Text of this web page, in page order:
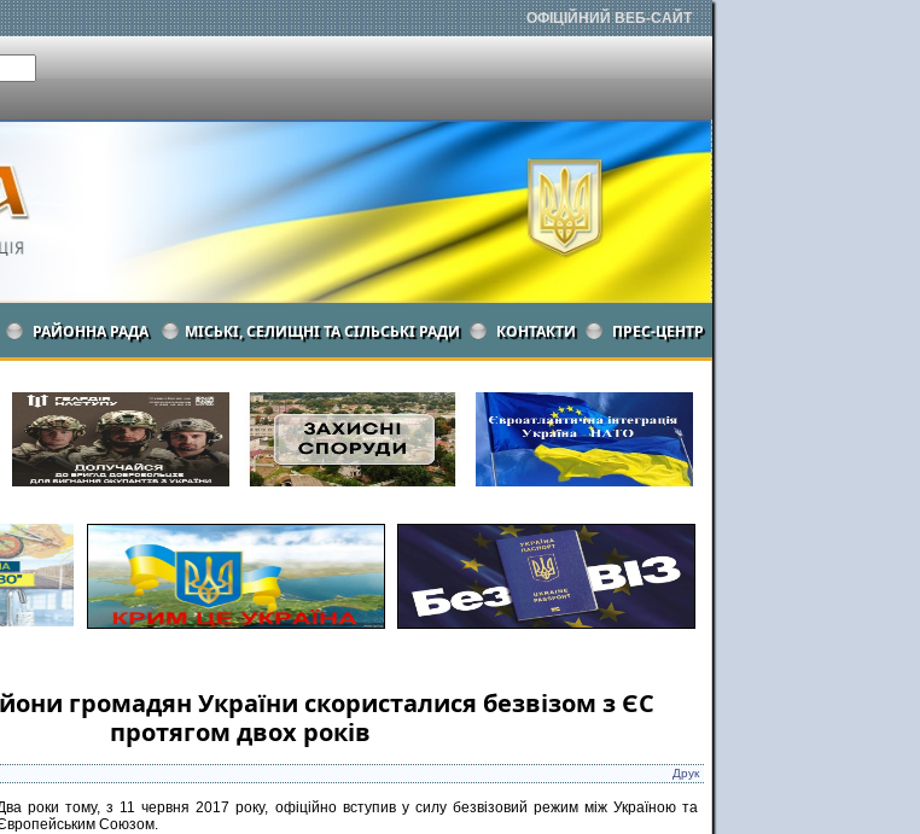
ОФІЦІЙНИЙ ВЕБ-САЙТ
РАЙОННА РАДА МІСЬКІ, СЕЛИЩНІ ТА СІЛЬСЬКІ РАДИ КОНТАКТИ ПРЕС-ЦЕНТР
громадян України скористалися безвізом з ЄС
протягом двох років
Друк
роки тому, з 11 червня 2017 року, офіційно вступив у силу безвізовий режим між Україною та
Союзом.